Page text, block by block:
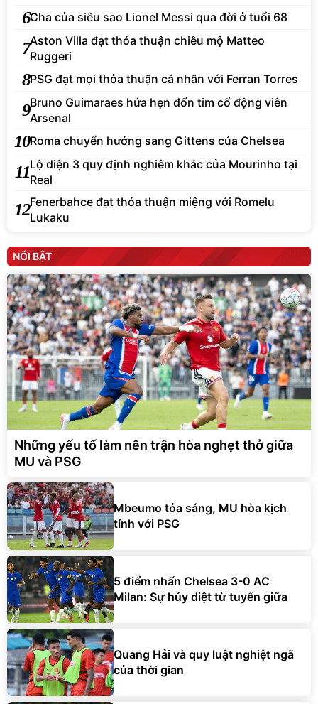
6Cha của siêu sao Lionel Messi qua đời ở tuổi 68
7Aston Villa đạt thỏa thuận chiêu mộ Matteo
Ruggeri
8PSG đạt mọi thỏa thuận cá nhân với Ferran Torres
9Bruno Guimaraes hứa hẹn đốn tim cổ động viên
Arsenal
10Roma chuyển hướng sang Gittens của Chelsea
11Lộ diện 3 quy định nghiêm khắc của Mourinho tại
Real
12Fenerbahce đạt thỏa thuận miệng với Romelu
Lukaku
NỔI BẬT
Những yếu tố làm nên trận hòa nghẹt thở giữa
MU và PSG
Mbeumo tỏa sáng, MU hòa kịch
tính với PSG
5 điểm nhấn Chelsea 3-0 AC
Milan: Sự hủy diệt từ tuyến giữa
Quang Hải và quy luật nghiệt ngã
của thời gian